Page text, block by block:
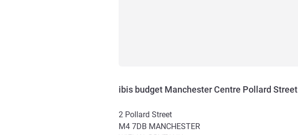
ibis budget Manchester Centre Pollard Street
2 Pollard Street
M4 7DB MANCHESTER